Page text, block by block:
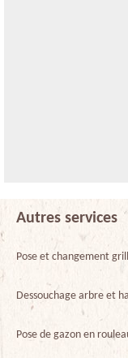
Autres services
Pose et changement
Dessouchage arbre et
Pose de gazon en